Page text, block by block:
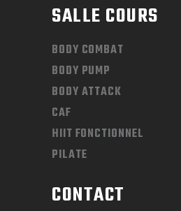
SALLE COURS
BODY COMBAT
BODY PUMP
BODY ATTACK
CAF
HIIT FONCTIONNEL
PILATE
CONTACT